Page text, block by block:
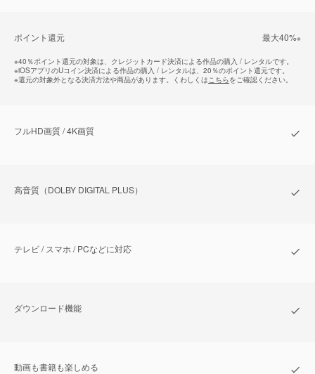
ポイント還元 最⼤40%※
※40％ポイント還元の対象は、クレジットカード決済による作品の購入 / レンタルです。
※iOSアプリのUコイン決済による作品の購入 / レンタルは、20％のポイント還元です。
※還元の対象外となる決済方法や商品があります。くわしくはこちらをご確認ください。
フルHD画質 / 4K画質
⾼⾳質（DOLBY DIGITAL PLUS）
テレビ / スマホ / PCなどに対応
ダウンロード機能
動画も書籍も楽しめる